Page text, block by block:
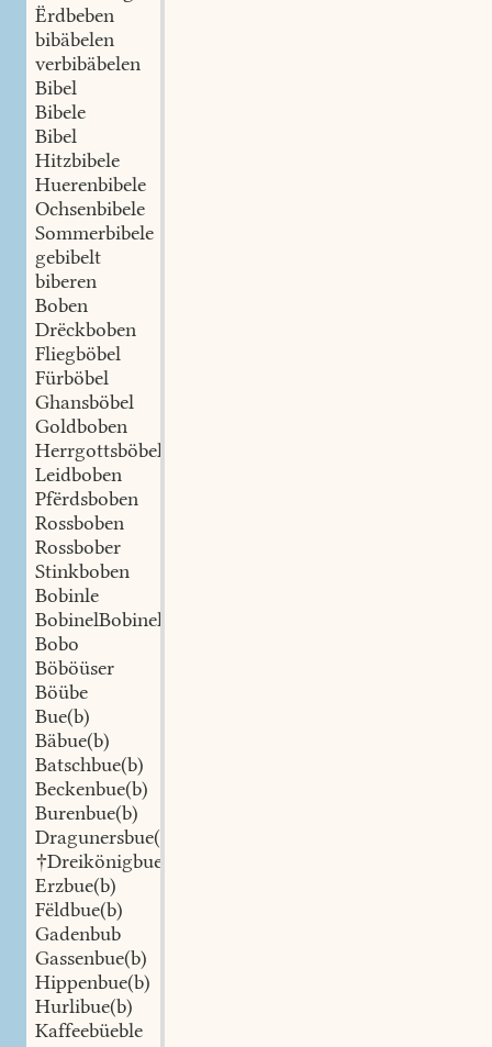
Ërdbeben
bibäbelen
verbibäbelen
Bibel
Bibele
Bibel
Hitzbibele
Huerenbibele
Ochsenbibele
Sommerbibele
gebibelt
biberen
Boben
Drëckboben
Fliegböbel
Fürböbel
Ghansböbel
Goldboben
Herrgottsböbel
Leidboben
Pfërdsboben
Rossboben
Rossbober
Stinkboben
Bobinle
BobinelBobinel
Bobo
Böböüser
Böübe
Bue(b)
Bäbue(b)
Batschbue(b)
Beckenbue(b)
Burenbue(b)
Dragunersbue(b)
†Dreikönigbuewen
Erzbue(b)
Fëldbue(b)
Gadenbub
Gassenbue(b)
Hippenbue(b)
Hurlibue(b)
Kaffeebüeble